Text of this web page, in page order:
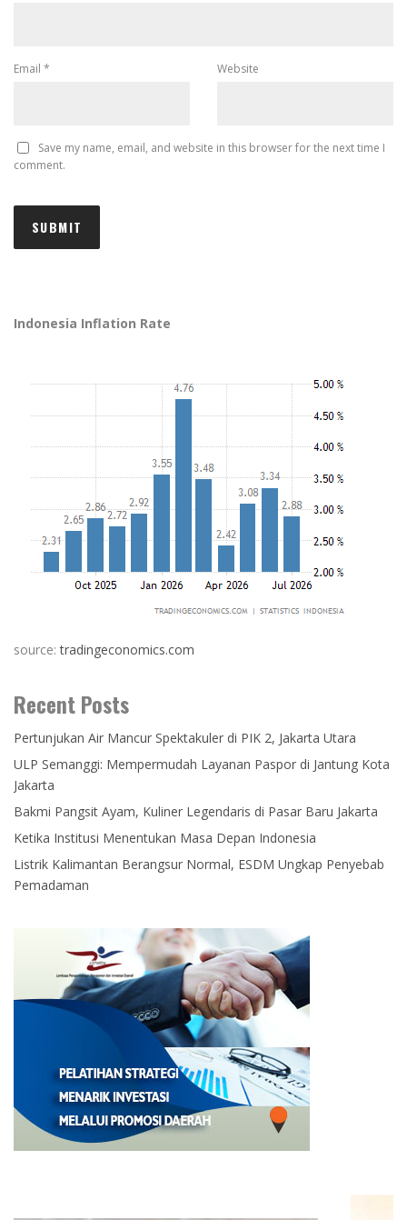
Email * Website
Save my name, email, and website in this browser for the next time I
comment.
Indonesia Inflation Rate
source:tradingeconomics.com
Recent Posts
Pertunjukan Air Mancur Spektakuler di PIK 2, Jakarta Utara
ULP Semanggi: Mempermudah Layanan Paspor di Jantung Kota
Jakarta
Bakmi Pangsit Ayam, Kuliner Legendaris di Pasar Baru Jakarta
Ketika Institusi Menentukan Masa Depan Indonesia
Listrik Kalimantan Berangsur Normal, ESDM Ungkap Penyebab
Pemadaman